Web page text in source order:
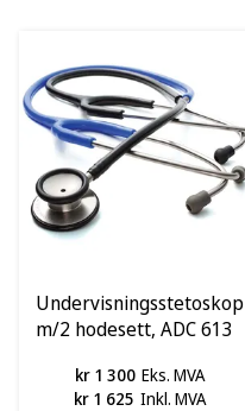
Undervisningsstetoskop
m/2 hodesett, ADC 613
kr 1 300 Eks. MVA
kr 1 625 Inkl. MVA